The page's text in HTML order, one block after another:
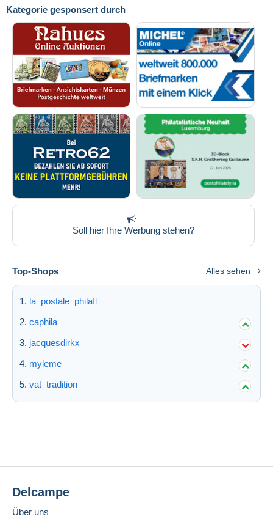
Kategorie gesponsert durch
Soll hier Ihre Werbung stehen?
Top-Shops Alles sehen
la_postale_phila
caphila
jacquesdirkx
myleme
vat_tradition
Delcampe
Über uns